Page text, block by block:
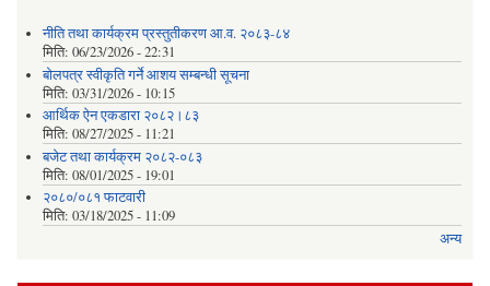
नीति तथा कार्यक्रम प्रस्तुतीकरण आ.व. २०८३-८४
मिति: 06/23/2026 - 22:31
बोलपत्र स्वीकृति गर्ने आशय सम्बन्धी सूचना
मिति: 03/31/2026 - 10:15
आर्थिक ऐन एकडारा २०८२।८३
मिति: 08/27/2025 - 11:21
बजेट तथा कार्यक्रम २०८२-०८३
मिति: 08/01/2025 - 19:01
२०८०/०८१ फाटवारी
मिति: 03/18/2025 - 11:09
अन्य